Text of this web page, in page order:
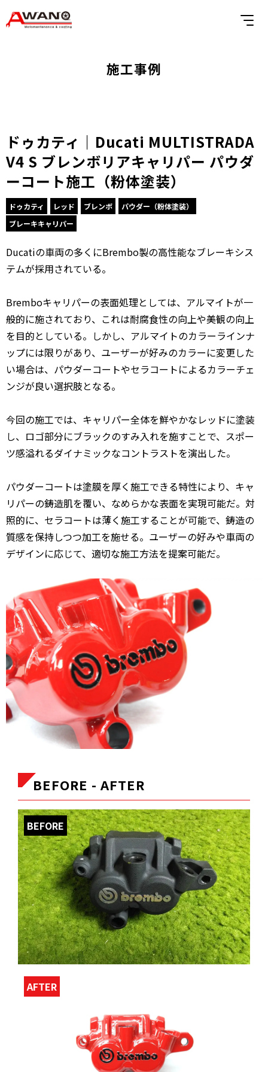
施工事例
ドゥカティ｜Ducati MULTISTRADA
V4 S ブレンボリアキャリパー パウダ
ーコート施工（粉体塗装）
ドゥカティ レッド ブレンボ
パウダー（粉体塗装）
ブレーキキャリパー
Ducatiの車両の多くにBrembo製の高性能なブレーキシス
テムが採用されている。
Bremboキャリパーの表面処理としては、アルマイトが一
般的に施されており、これは耐腐食性の向上や美観の向上
を目的としている。しかし、アルマイトのカラーラインナ
ップには限りがあり、ユーザーが好みのカラーに変更した
い場合は、パウダーコートやセラコートによるカラーチェ
ンジが良い選択肢となる。
今回の施工では、キャリパー全体を鮮やかなレッドに塗装
し、ロゴ部分にブラックのすみ入れを施すことで、スポー
ツ感溢れるダイナミックなコントラストを演出した。
パウダーコートは塗膜を厚く施工できる特性により、キャ
リパーの鋳造肌を覆い、なめらかな表面を実現可能だ。対
照的に、セラコートは薄く施工することが可能で、鋳造の
質感を保持しつつ加工を施せる。ユーザーの好みや車両の
デザインに応じて、適切な施工方法を提案可能だ。
BEFORE - AFTER
BEFORE
AFTER